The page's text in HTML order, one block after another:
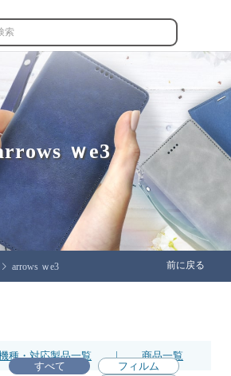
ｗe3
arrows ｗe3 前に戻る
種・対応製品一覧 |
商品一覧
すべて
フィルム